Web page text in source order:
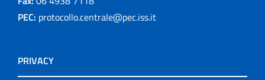
PEC: protocollo.centrale@pec.iss.it
PRIVACY